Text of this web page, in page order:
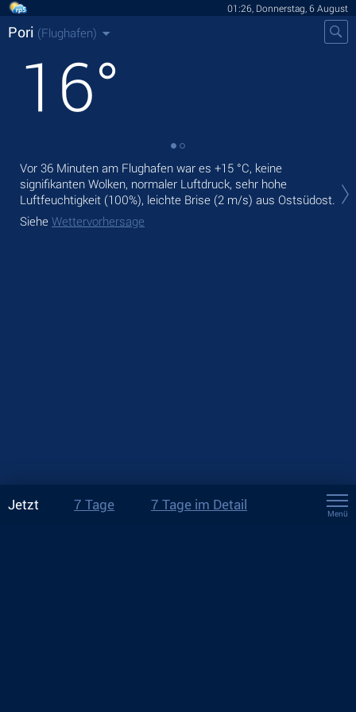
01:26, Donnerstag, 6 August
Pori (Flughafen)
16°
Vor 36 Minuten am Flughafen war es +15 °C, keine
signifikanten Wolken, normaler Luftdruck, sehr hohe
Luftfeuchtigkeit (100%), leichte Brise (2 m/s) aus Ostsüdost.
Siehe Wettervorhersage
Jetzt 7 Tage 7 Tage im Detail
Menü